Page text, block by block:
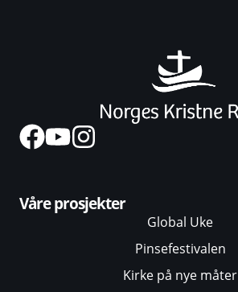
Våre prosjekter
Global Uke
Pinsefestivalen
Kirke på nye måter